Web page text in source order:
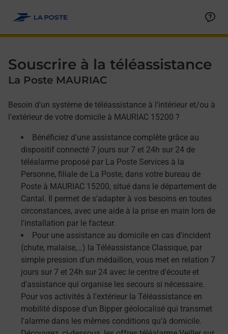
Souscrire à la téléassistance
La Poste MAURIAC
Besoin d'un système de téléassistance à l'intérieur et/ou à
l'extérieur de votre domicile à MAURIAC 15200 ?
Bénéficiez d'une assistance complète grâce au
dispositif connecté 7 jours sur 7 et 24h sur 24 de
téléalarme proposé par La Poste Services à la
Personne, filiale de La Poste, dans votre bureau de
Poste à MAURIAC 15200, situé dans le département de
Cantal. Il permet de s'adapter à vos besoins en toutes
circonstances, avec une aide à la prise en main lors de
l'installation par le facteur.
Pour une assistance au domicile en cas d'incident
(chute, malaise,…) la Téléassistance Classique, par
simple pression d'un médaillon, vous met en relation 7
jours sur 7 et 24h sur 24 avec le centre d'écoute et
d'assistance qui organise les secours si nécessaire.
Pour vos activités à l'extérieur la Téléassistance en
mobilité dispose d'un Bipper géolocalisé qui transmet
l'alarme dans les mêmes conditions qu'à domicile.